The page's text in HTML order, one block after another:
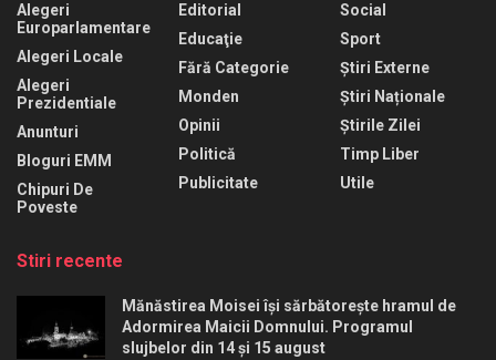
Alegeri
Europarlamentare
Alegeri Locale
Alegeri
Prezidentiale
Anunturi
Bloguri EMM
Chipuri De
Poveste
Editorial
Educaţie
Fără Categorie
Monden
Opinii
Politică
Publicitate
Social
Sport
Știri Externe
Știri Naționale
Știrile Zilei
Timp Liber
Utile
Stiri recente
Mănăstirea Moisei își sărbătorește hramul de
Adormirea Maicii Domnului. Programul
slujbelor din 14 și 15 august